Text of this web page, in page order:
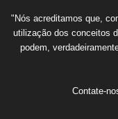
"Nós acreditamos que,
utilização dos conceitos
podem,
Contate-